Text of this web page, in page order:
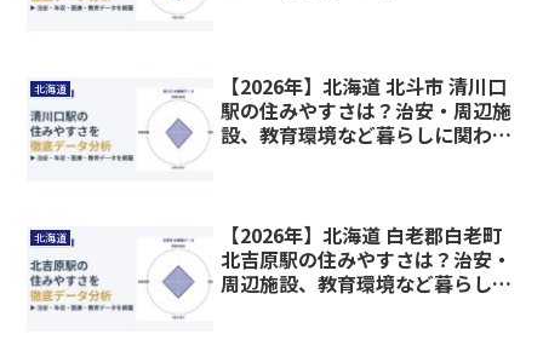
北海道
【2026年】北海道 北斗市 清川口
駅の住みやすさは？治安・周辺施
設、教育環境など暮らしに関わる
北海道
【2026年】北海道 白老郡白老町
北吉原駅の住みやすさは？治安・
周辺施設、教育環境など暮らしに